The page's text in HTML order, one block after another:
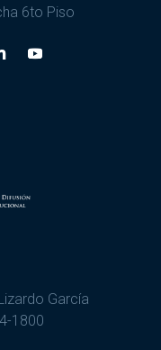
6to Piso
García
1800